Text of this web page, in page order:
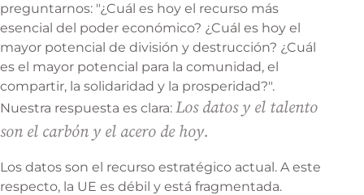
preguntarnos: "¿Cuál es hoy el recurso más
esencial del poder económico? ¿Cuál es hoy el
mayor potencial de división y destrucción? ¿Cuál
es el mayor potencial para la comunidad, el
compartir, la solidaridad y la prosperidad?".
Nuestra respuesta es clara: Los datos y el talento
son el carbón y el acero de hoy.
Los datos son el recurso estratégico actual. A este
respecto, la UE es débil y está fragmentada.